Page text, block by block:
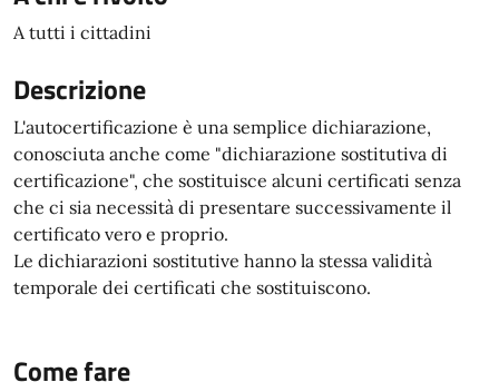
A tutti i cittadini
Descrizione
L'autocertificazione è una semplice dichiarazione,
conosciuta anche come "dichiarazione sostitutiva di
certificazione", che sostituisce alcuni certificati senza
che ci sia necessità di presentare successivamente il
certificato vero e proprio.
Le dichiarazioni sostitutive hanno la stessa validità
temporale dei certificati che sostituiscono.
Come fare